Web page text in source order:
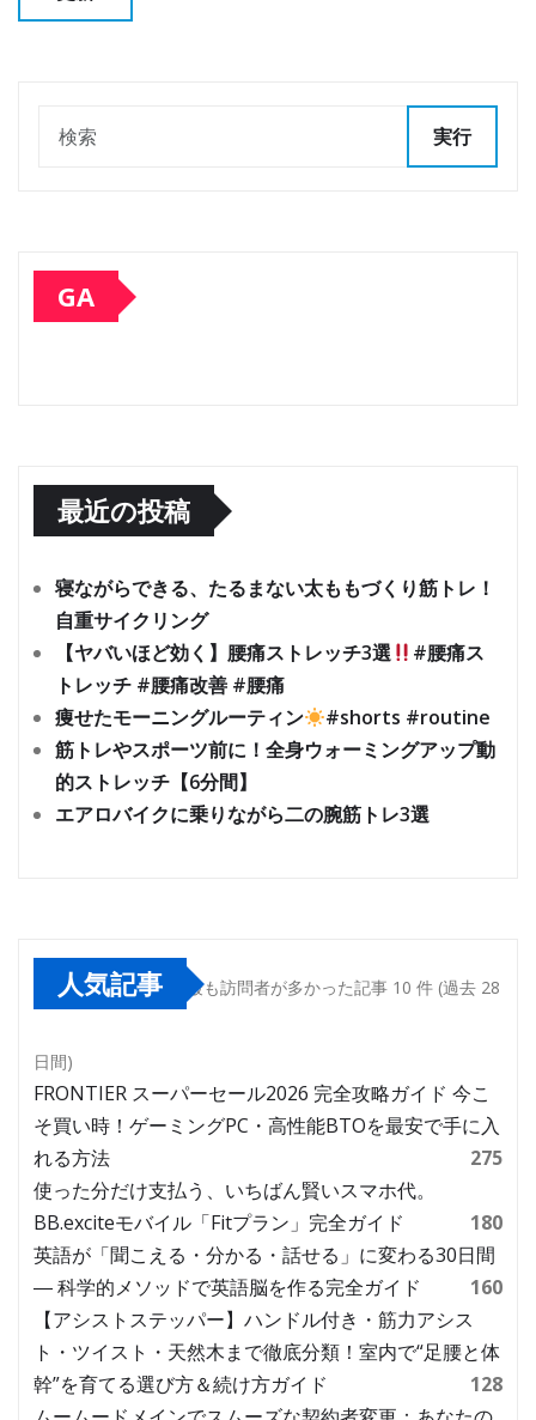
実行
GA
最近の投稿
寝ながらできる、たるまない太ももづくり筋トレ！
自重サイクリング
【ヤバいほど効く】腰痛ストレッチ3選
#腰痛ス
トレッチ #腰痛改善 #腰痛
痩せたモーニングルーティン
#shorts #routine
筋トレやスポーツ前に！全身ウォーミングアップ動
的ストレッチ【6分間】
エアロバイクに乗りながら二の腕筋トレ3選
人気記事 最も訪問者が多かった記事 10 件 (過去 28
日間)
FRONTIER スーパーセール2026 完全攻略ガイド 今こ
そ買い時！ゲーミングPC・高性能BTOを最安で手に入
れる方法
275
使った分だけ支払う、いちばん賢いスマホ代。
BB.exciteモバイル「Fitプラン」完全ガイド
180
英語が「聞こえる・分かる・話せる」に変わる30日間
― 科学的メソッドで英語脳を作る完全ガイド
160
【アシストステッパー】ハンドル付き・筋力アシス
ト・ツイスト・天然木まで徹底分類！室内で“足腰と体
幹”を育てる選び方＆続け方ガイド
128